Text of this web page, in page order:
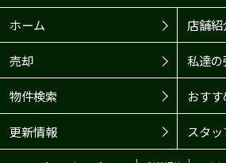
ホーム
店舗紹
売却 私達の
物件検索 おす
更新情報 スタ